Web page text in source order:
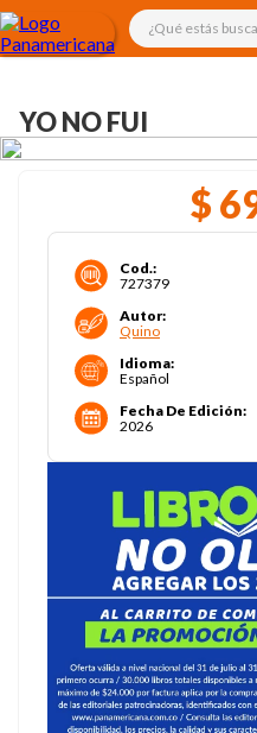
¿Qué estás
YO NO FUI
$
Cod.:
727379
Autor:
Quino
Idioma:
Español
Fecha De Edición:
2026